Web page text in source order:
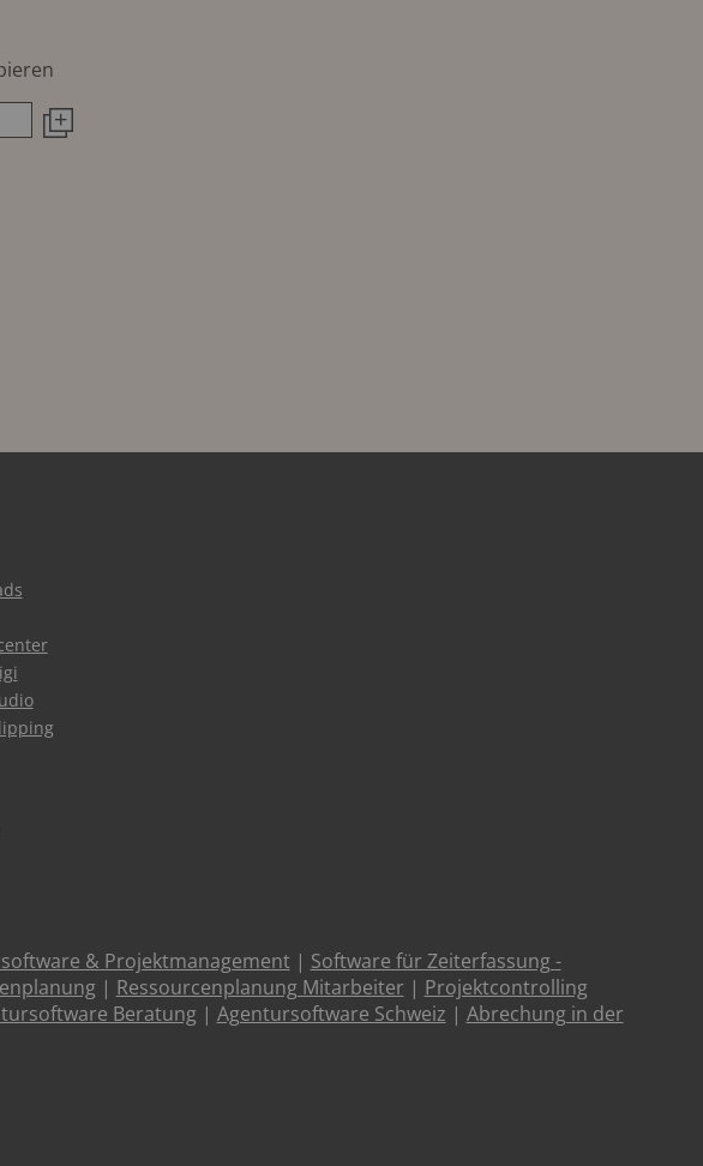
& Projektmanagement| Software für Zeiterfassung -
| Ressourcenplanung Mitarbeiter | Projektcontrolling
Beratung| Agentursoftware Schweiz | Abrechung in der